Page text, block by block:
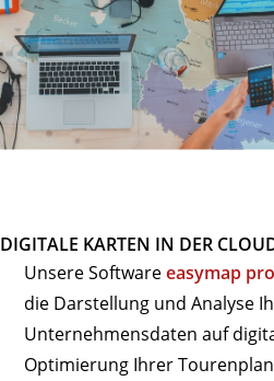
DIGITALE KARTEN IN DER
Unsere Softwareeasymap
die Darstellung und Analyse
Unternehmensdaten auf
Optimierung Ihrer